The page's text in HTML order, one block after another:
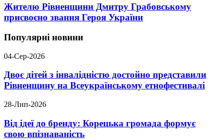
Жителю Рівненщини Дмитру Грабовському
присвоєно звання Героя України
Популярні новини
04-Сер-2026
Двоє дітей з інвалідністю достойно представили
Рівненщину на Всеукраїнському етнофестивалі
28-Лип-2026
Від ідеї до бренду: Корецька громада формує
свою впізнаваність